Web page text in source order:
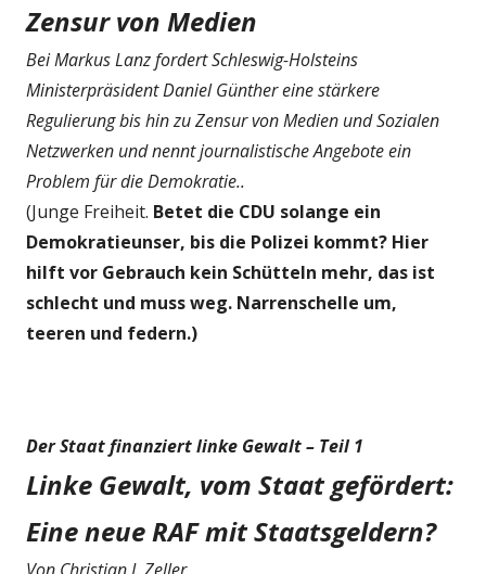
Zensur von Medien
Bei Markus Lanz fordert Schleswig-Holsteins
Ministerpräsident Daniel Günther eine stärkere
Regulierung bis hin zu Zensur von Medien und Sozialen
Netzwerken und nennt journalistische Angebote ein
Problem für die Demokratie..
(Junge Freiheit. Betet die CDU solange ein
Demokratieunser, bis die Polizei kommt? Hier
hilft vor Gebrauch kein Schütteln mehr, das ist
schlecht und muss weg. Narrenschelle um,
teeren und federn.)
Der Staat finanziert linke Gewalt – Teil 1
Linke Gewalt, vom Staat gefördert:
Eine neue RAF mit Staatsgeldern?